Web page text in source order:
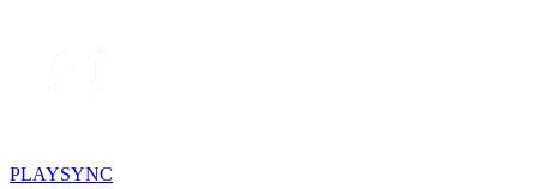
PLAYSYNC